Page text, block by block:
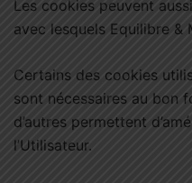
Les cookies peuvent
avec lesquels Equilibre &
Certains des cookies
sont nécessaires au bon
d’autres permettent
l’Utilisateur.